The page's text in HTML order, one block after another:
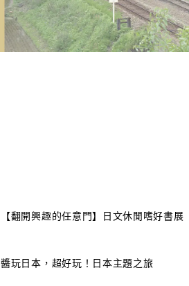
【翻開興趣的任意門】日文休閒嗜好書展
醬玩日本，超好玩！日本主題之旅